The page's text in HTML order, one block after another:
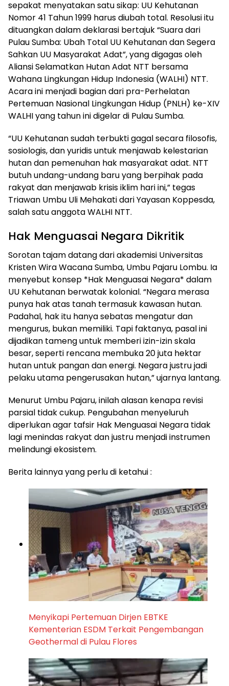
sepakat menyatakan satu sikap: UU Kehutanan
Nomor 41 Tahun 1999 harus diubah total. Resolusi itu
dituangkan dalam deklarasi bertajuk “Suara dari
Pulau Sumba: Ubah Total UU Kehutanan dan Segera
Sahkan UU Masyarakat Adat”, yang digagas oleh
Aliansi Selamatkan Hutan Adat NTT bersama
Wahana Lingkungan Hidup Indonesia (WALHI) NTT.
Acara ini menjadi bagian dari pra-Perhelatan
Pertemuan Nasional Lingkungan Hidup (PNLH) ke-XIV
WALHI yang tahun ini digelar di Pulau Sumba.
“UU Kehutanan sudah terbukti gagal secara filosofis,
sosiologis, dan yuridis untuk menjawab kelestarian
hutan dan pemenuhan hak masyarakat adat. NTT
butuh undang-undang baru yang berpihak pada
rakyat dan menjawab krisis iklim hari ini,” tegas
Triawan Umbu Uli Mehakati dari Yayasan Koppesda,
salah satu anggota WALHI NTT.
Hak Menguasai Negara Dikritik
Sorotan tajam datang dari akademisi Universitas
Kristen Wira Wacana Sumba, Umbu Pajaru Lombu. Ia
menyebut konsep *Hak Menguasai Negara* dalam
UU Kehutanan berwatak kolonial. “Negara merasa
punya hak atas tanah termasuk kawasan hutan.
Padahal, hak itu hanya sebatas mengatur dan
mengurus, bukan memiliki. Tapi faktanya, pasal ini
dijadikan tameng untuk memberi izin-izin skala
besar, seperti rencana membuka 20 juta hektar
hutan untuk pangan dan energi. Negara justru jadi
pelaku utama pengerusakan hutan,” ujarnya lantang.
Menurut Umbu Pajaru, inilah alasan kenapa revisi
parsial tidak cukup. Pengubahan menyeluruh
diperlukan agar tafsir Hak Menguasai Negara tidak
lagi menindas rakyat dan justru menjadi instrumen
melindungi ekosistem.
Berita lainnya yang perlu di ketahui :
Menyikapi Pertemuan Dirjen EBTKE
Kementerian ESDM Terkait Pengembangan
Geothermal di Pulau Flores